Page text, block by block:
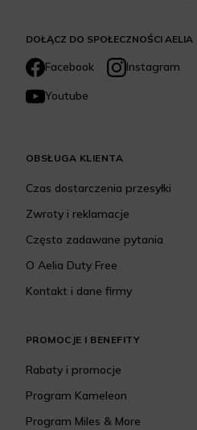
DOŁĄCZ DO SPOŁECZNOŚCI AELIA
Facebook
Instagram
Youtube
OBSŁUGA KLIENTA
Czas dostarczenia przesyłki
Zwroty i reklamacje
Często zadawane pytania
O Aelia Duty Free
Kontakt i dane firmy
PROMOCJE I BENEFITY
Rabaty i promocje
Program Kameleon
Program Miles & More